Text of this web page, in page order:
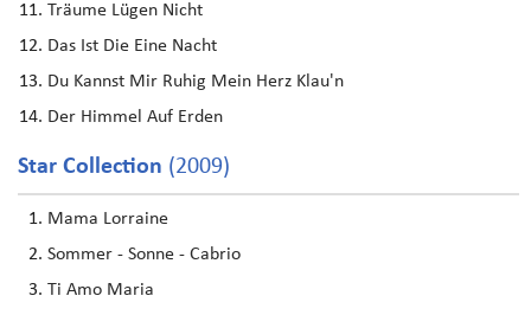
Träume Lügen Nicht
Das Ist Die Eine Nacht
Du Kannst Mir Ruhig Mein Herz Klau'n
Der Himmel Auf Erden
Star Collection (2009)
Mama Lorraine
Sommer - Sonne - Cabrio
Ti Amo Maria